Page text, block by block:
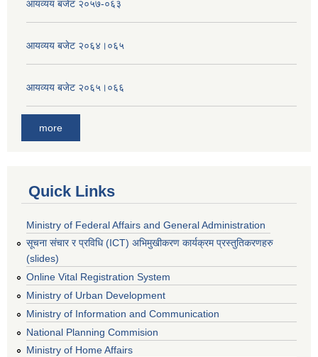
आयव्यय बजेट २०५७-०६३
आयव्यय बजेट २०६४।०६५
आयव्यय बजेट २०६५।०६६
more
Quick Links
Ministry of Federal Affairs and General Administration
सूचना संचार र प्रविधि (ICT) अभिमुखीकरण कार्यक्रम प्रस्तुतिकरणहरु
(slides)
Online Vital Registration System
Ministry of Urban Development
Ministry of Information and Communication
National Planning Commision
Ministry of Home Affairs